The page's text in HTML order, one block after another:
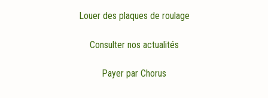
Louer des plaques de roulage
Consulter nos actualités
Payer par Chorus